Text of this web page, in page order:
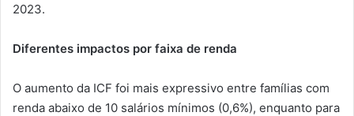
2023.
Diferentes impactos por faixa de renda
O aumento da ICF foi mais expressivo entre famílias com
renda abaixo de 10 salários mínimos (0,6%), enquanto para